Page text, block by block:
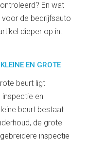
En wat
voor de bedrijfsauto
dieper op in.
EN GROTE
beurt ligt
en
beurt bestaat
de grote
inspectie